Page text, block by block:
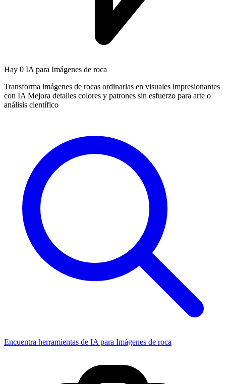
Hay 0 IA para Imágenes de roca
Transforma imágenes de rocas ordinarias en visuales impresionantes
con IA Mejora detalles colores y patrones sin esfuerzo para arte o
análisis científico
Encuentra herramientas de IA para Imágenes de roca